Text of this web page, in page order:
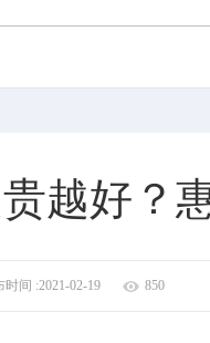
越好？
时间 :2021-02-19 850